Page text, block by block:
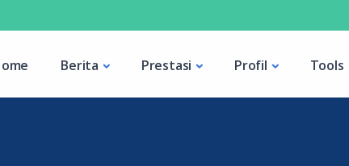
Berita Prestasi Profil Tools